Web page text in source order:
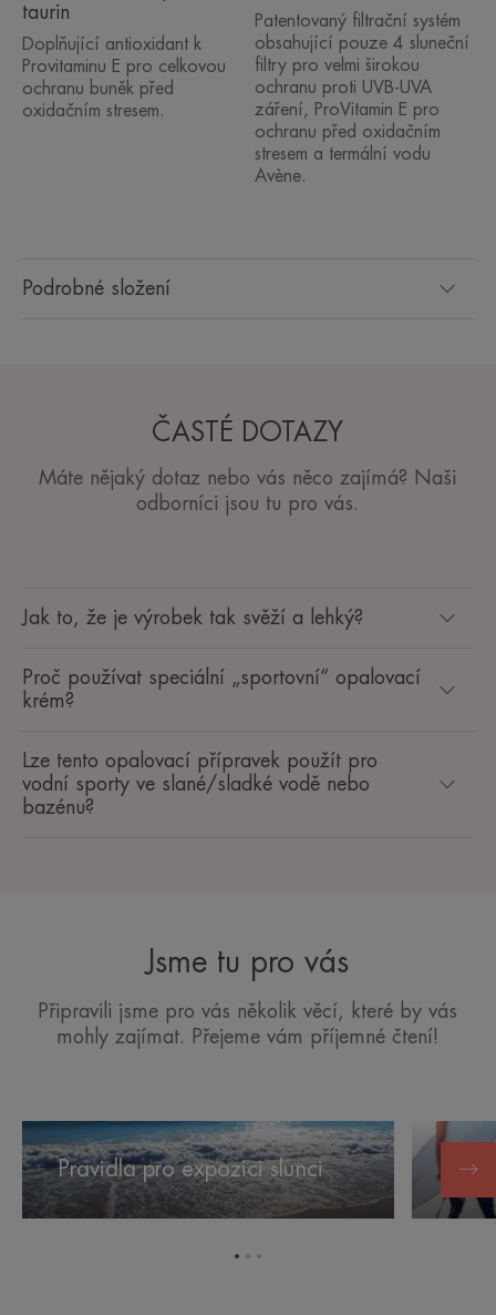
Podrobné složení
taurin
Doplňující antioxidant k
Provitaminu E pro celkovou
ochranu buněk před
oxidačním stresem.
Patentovaný filtrační systém
obsahující pouze 4 sluneční
filtry pro velmi širokou
ochranu proti UVB-UVA
záření, ProVitamin E pro
ochranu před oxidačním
stresem a termální vodu
Avène.
ČASTÉ DOTAZY
Máte nějaký dotaz nebo vás něco zajímá? Naši
odborníci jsou tu pro vás.
Jak to, že je výrobek tak svěží a lehký?
Proč používat speciální „sportovní“ opalovací
krém?
Lze tento opalovací přípravek použít pro
vodní sporty ve slané/sladké vodě nebo
bazénu?
Jsme tu pro vás
Připravili jsme pro vás několik věcí, které by vás
mohly zajímat. Přejeme vám příjemné čtení!
Pravidla
pro
expozici
slunci
Pravidla pro expozici slunci
Slunce
a sport